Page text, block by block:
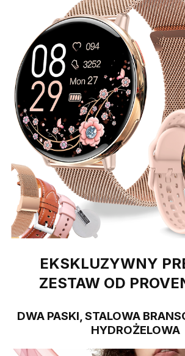
EKSKLUZYWNY
ZESTAW OD
DWA PASKI, STALOWA
HYDROŻELOWA